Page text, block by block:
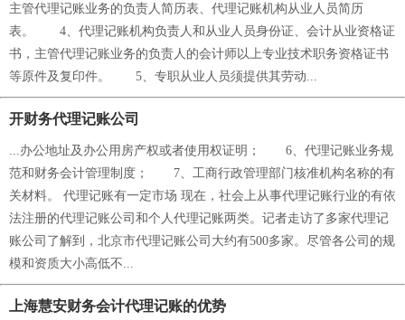
主管代理记账业务的负责人简历表、代理记账机构从业人员简历
表。 4、代理记账机构负责人和从业人员身份证、会计从业资格证
书，主管代理记账业务的负责人的会计师以上专业技术职务资格证书
等原件及复印件。 5、专职从业人员须提供其劳动...
开财务代理记账公司
...办公地址及办公用房产权或者使用权证明； 6、代理记账业务规
范和财务会计管理制度； 7、工商行政管理部门核准机构名称的有
关材料。 代理记账有一定市场 现在，社会上从事代理记账行业的有依
法注册的代理记账公司和个人代理记账两类。记者走访了多家代理记
账公司了解到，北京市代理记账公司大约有500多家。尽管各公司的规
模和资质大小高低不...
上海慧安财务会计代理记账的优势